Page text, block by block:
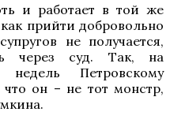
и работает в той же
прийти добровольно
не получается,
через суд. Так, на
недель Петровскому
что он – не тот монстр,